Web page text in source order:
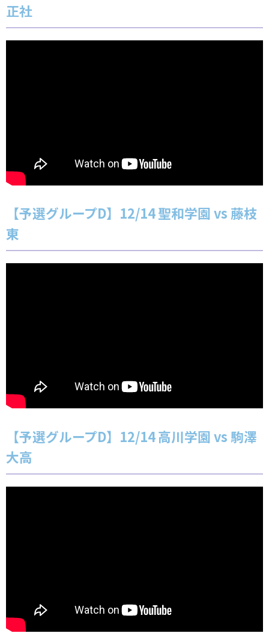
正社
【予選グループD】12/14 聖和学園 vs 藤枝
東
【予選グループD】12/14 高川学園 vs 駒澤
大高